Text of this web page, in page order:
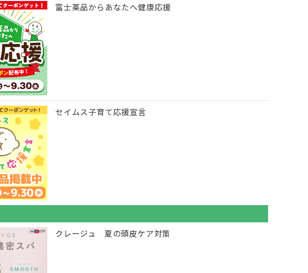
富士薬品からあなたへ健康応援
セイムス子育て応援宣言
クレージュ 夏の頭皮ケア対策